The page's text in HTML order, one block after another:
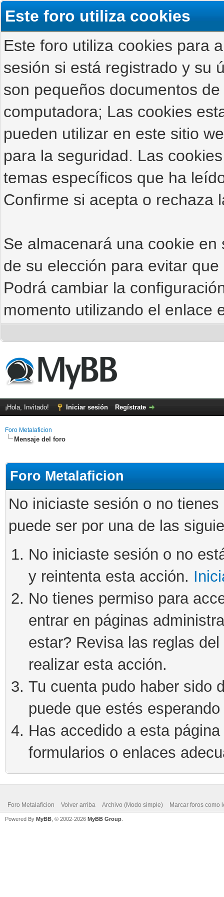
Este foro utiliza cookies
Este foro utiliza cookies para
sesión si está registrado y su
son pequeños documentos
computadora; Las cookies
pueden utilizar en este sitio
para la seguridad. Las
temas específicos que ha
Confirme si acepta o rechaza
Se almacenará una cookie
de su elección para evitar
Podrá cambiar la
momento utilizando el enlace
¡Hola, Invitado! Iniciar sesión Regístrate
Foro Metalaficion
Mensaje del foro
Foro Metalaficion
No iniciaste sesión o no
puede ser por una de las
No iniciaste sesión o no
y reintenta esta acción.
No tienes permiso para
entrar en páginas
estar? Revisa las reglas
realizar esta acción.
Tu cuenta pudo haber sido
puede que estés
Has accedido a esta
formularios o enlaces
Foro Metalaficion Volver arriba Archivo (Modo simple) Marcar foros como
Powered By MyBB , © 2002-2026 MyBB Group